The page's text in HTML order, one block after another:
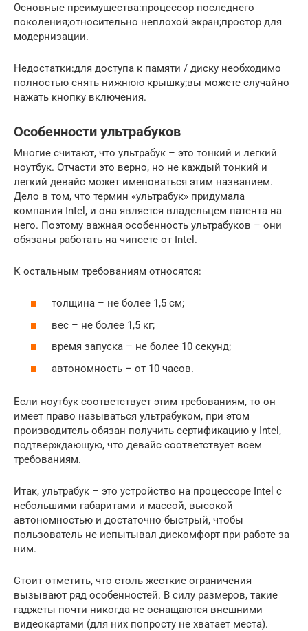
Основные преимущества:процессор последнего
поколения;относительно неплохой экран;простор для
модернизации.
Недостатки:для доступа к памяти / диску необходимо
полностью снять нижнюю крышку;вы можете случайно
нажать кнопку включения.
Особенности ультрабуков
Многие считают, что ультрабук – это тонкий и легкий
ноутбук. Отчасти это верно, но не каждый тонкий и
легкий девайс может именоваться этим названием.
Дело в том, что термин «ультрабук» придумала
компания Intel, и она является владельцем патента на
него. Поэтому важная особенность ультрабуков – они
обязаны работать на чипсете от Intel.
К остальным требованиям относятся:
толщина – не более 1,5 см;
вес – не более 1,5 кг;
время запуска – не более 10 секунд;
автономность – от 10 часов.
Если ноутбук соответствует этим требованиям, то он
имеет право называться ультрабуком, при этом
производитель обязан получить сертификацию у Intel,
подтверждающую, что девайс соответствует всем
требованиям.
Итак, ультрабук – это устройство на процессоре Intel с
небольшими габаритами и массой, высокой
автономностью и достаточно быстрый, чтобы
пользователь не испытывал дискомфорт при работе за
ним.
Стоит отметить, что столь жесткие ограничения
вызывают ряд особенностей. В силу размеров, такие
гаджеты почти никогда не оснащаются внешними
видеокартами (для них попросту не хватает места).